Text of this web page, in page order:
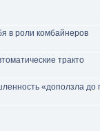
в роли комбайнеров
тракто
«доползла до